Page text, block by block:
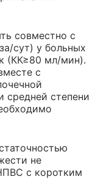
совместно с
сут) у больных
(КК≥80 мл/мин).
с
средней степени
не
с коротким